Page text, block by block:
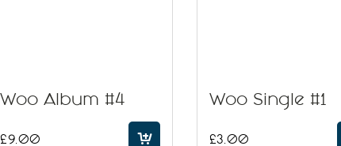
Woo Album #4
£ 9.00
Woo Single #1
£3.00